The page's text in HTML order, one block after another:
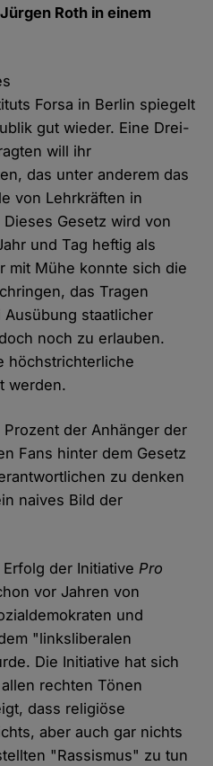
Roth in einem
Forsa in Berlin spiegelt
gut wieder. Eine Drei-
will ihr
das unter anderem das
von Lehrkräften in
Gesetz wird von
und Tag heftig als
mit Mühe konnte sich die
das Tragen
staatlicher
noch zu erlauben.
höchstrichterliche
werden.
der Anhänger der
Fans hinter dem Gesetz
zu denken
naives Bild der
Erfolg der InitiativePro
vor Jahren von
und
"linksliberalen
Die Initiative hat sich
rechten Tönen
dass religiöse
aber auch gar nichts
"Rassismus" zu tun